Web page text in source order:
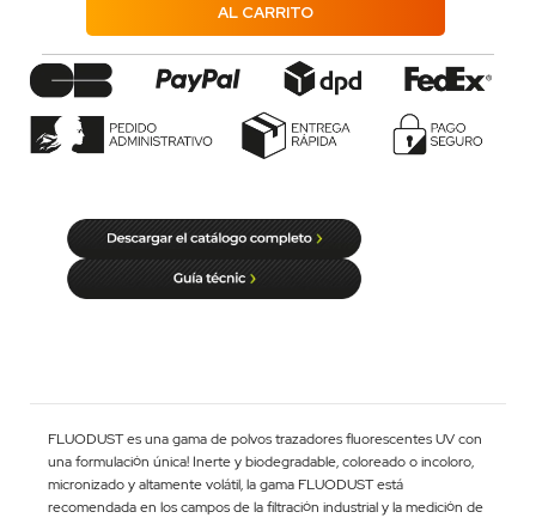
AL CARRITO
FLUODUST es una gama de polvos trazadores fluorescentes UV con
una formulación única! Inerte y biodegradable, coloreado o incoloro,
micronizado y altamente volátil, la gama FLUODUST está
recomendada en los campos de la filtración industrial y la medición de